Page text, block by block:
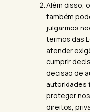
Além disso,
também
julgarmos
termos das
atender
cumprir
decisão de
autoridades
proteger
direitos,